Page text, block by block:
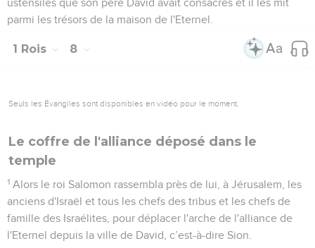
ustensiles que son père David avait consacrés et il les mit
parmi les trésors de la maison de l'Eternel.
1 Rois 8
Seuls les Évangiles sont disponibles en vidéo pour le moment.
Le coffre de l'alliance déposé dans le
temple
1 Alors le roi Salomon rassembla près de lui, à Jérusalem, les
anciens d'Israël et tous les chefs des tribus et les chefs de
famille des Israélites, pour déplacer l'arche de l'alliance de
l'Eternel depuis la ville de David, c’est-à-dire Sion.